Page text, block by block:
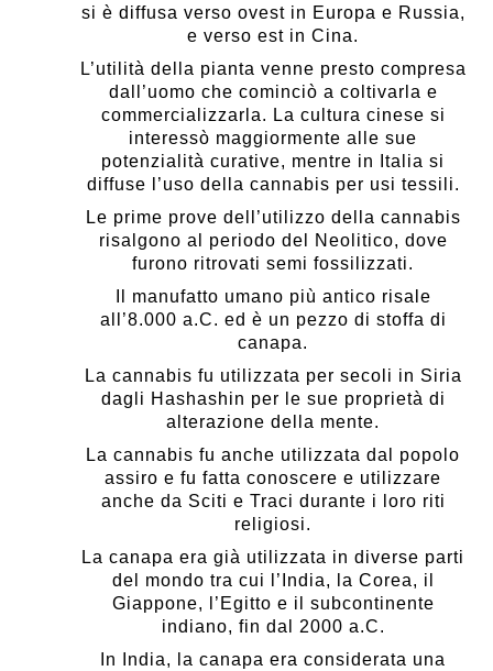
si è diffusa verso ovest in Europa e Russia,
e verso est in Cina.
L’utilità della pianta venne presto compresa
dall’uomo che cominciò a coltivarla e
commercializzarla. La cultura cinese si
interessò maggiormente alle sue
potenzialità curative, mentre in Italia si
diffuse l’uso della cannabis per usi tessili.
Le prime prove dell’utilizzo della cannabis
risalgono al periodo del Neolitico, dove
furono ritrovati semi fossilizzati.
Il manufatto umano più antico risale
all’8.000 a.C. ed è un pezzo di stoffa di
canapa.
La cannabis fu utilizzata per secoli in Siria
dagli Hashashin per le sue proprietà di
alterazione della mente.
La cannabis fu anche utilizzata dal popolo
assiro e fu fatta conoscere e utilizzare
anche da Sciti e Traci durante i loro riti
religiosi.
La canapa era già utilizzata in diverse parti
del mondo tra cui l’India, la Corea, il
Giappone, l’Egitto e il subcontinente
indiano, fin dal 2000 a.C.
In India, la canapa era considerata una